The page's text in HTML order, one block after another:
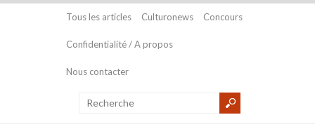
Tous les articles Culturonews Concours
Confidentialité / A propos
Nous contacter